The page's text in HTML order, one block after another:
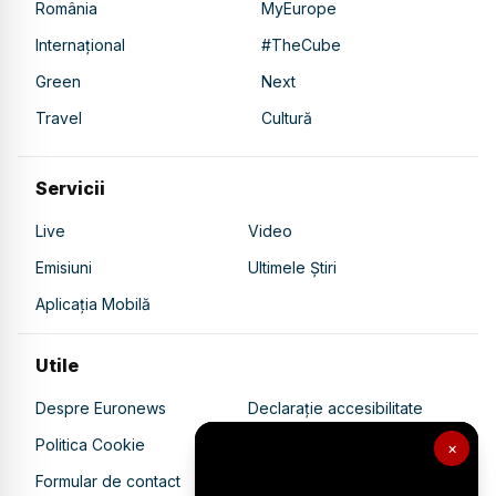
×
România
MyEurope
Internațional
#TheCube
Green
Next
Travel
Cultură
Servicii
Live
Video
Emisiuni
Ultimele Știri
Aplicația Mobilă
Utile
Despre Euronews
Declarație accesibilitate
Politica Cookie
Politica de confidențialitate
Formular de contact